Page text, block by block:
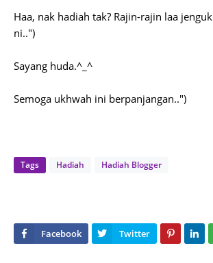
Haa, nak hadiah tak? Rajin-rajin laa jenguk
ni..")
Sayang huda.^_^
Semoga ukhwah ini berpanjangan..")
Tags Hadiah Hadiah Blogger